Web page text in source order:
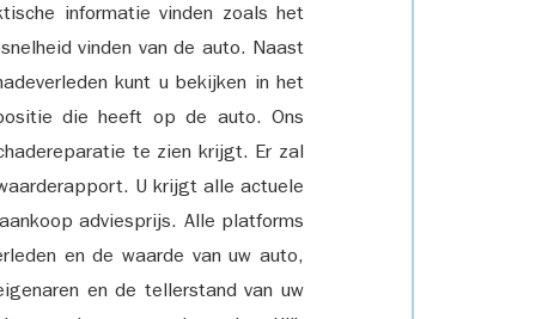
informatie vinden zoals het
vinden van de auto. Naast
kunt u bekijken in het
die heeft op de auto. Ons
te zien krijgt. Er zal
U krijgt alle actuele
adviesprijs. Alle platforms
en de waarde van uw auto,
en de tellerstand van uw